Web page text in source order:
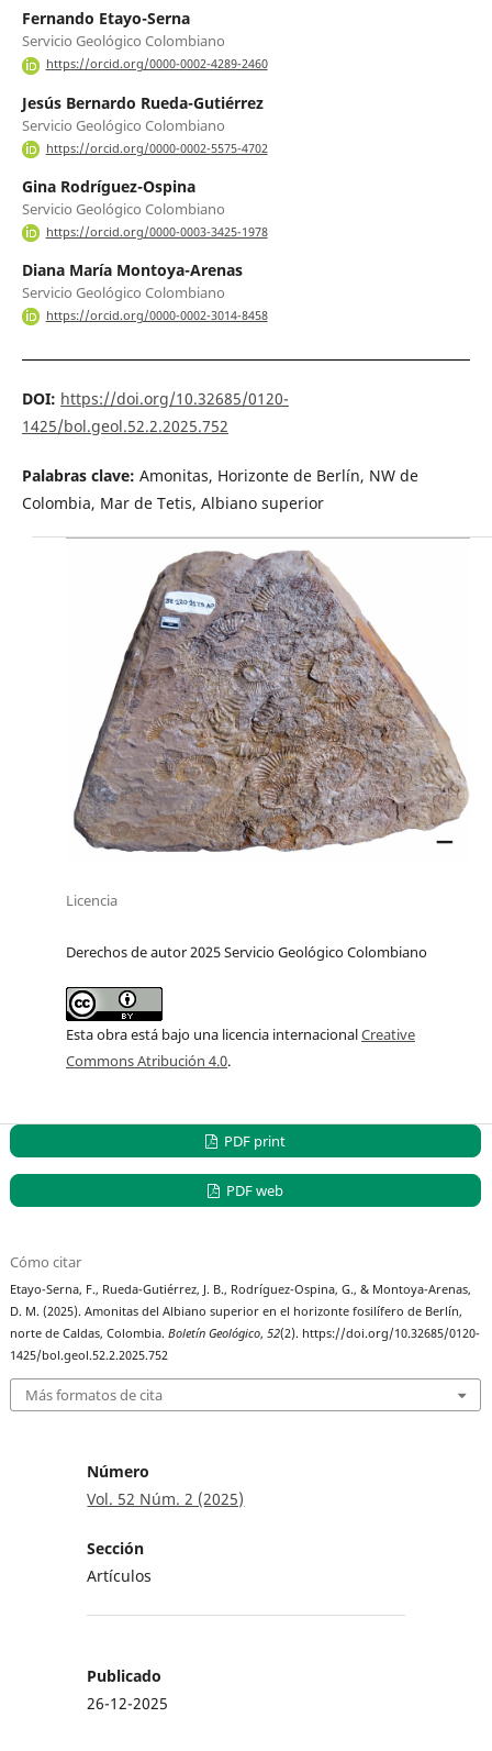
Fernando Etayo-Serna
Servicio Geológico Colombiano
https://orcid.org/0000-0002-4289-2460
Jesús Bernardo Rueda-Gutiérrez
Servicio Geológico Colombiano
https://orcid.org/0000-0002-5575-4702
Gina Rodríguez-Ospina
Servicio Geológico Colombiano
https://orcid.org/0000-0003-3425-1978
Diana María Montoya-Arenas
Servicio Geológico Colombiano
https://orcid.org/0000-0002-3014-8458
DOI: https://doi.org/10.32685/0120-
1425/bol.geol.52.2.2025.752
Palabras clave: Amonitas, Horizonte de Berlín, NW de
Colombia, Mar de Tetis, Albiano superior
Licencia
Derechos de autor 2025 Servicio Geológico Colombiano
Esta obra está bajo una licencia internacionalCreative
Commons Atribución 4.0.
PDF print
PDF web
Cómo citar
Etayo-Serna, F., Rueda-Gutiérrez, J. B., Rodríguez-Ospina, G., & Montoya-Arenas,
D. M. (2025). Amonitas del Albiano superior en el horizonte fosilífero de Berlín,
norte de Caldas, Colombia.Boletín Geológico,52(2). https://doi.org/10.32685/0120-
1425/bol.geol.52.2.2025.752
Más formatos de cita
Número
Vol. 52 Núm. 2 (2025)
Sección
Artículos
Publicado
26-12-2025